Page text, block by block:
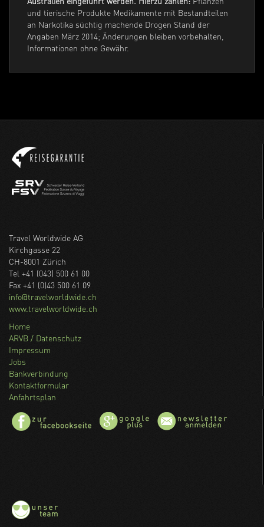
und tierische Produkte Medikamente mit Bestandteilen
an Narkotika süchtig machende Drogen Stand der
Angaben März 2014; Änderungen bleiben vorbehalten,
Informationen ohne Gewähr.
Travel Worldwide AG
Kirchgasse 22
CH-8001 Zürich
Tel +41 (043) 500 61 00
Fax +41 (0)43 500 61 09
info@travelworldwide.ch
www.travelworldwide.ch
Home
ARVB / Datenschutz
Impressum
Jobs
Bankverbindung
Kontaktformular
Anfahrtsplan